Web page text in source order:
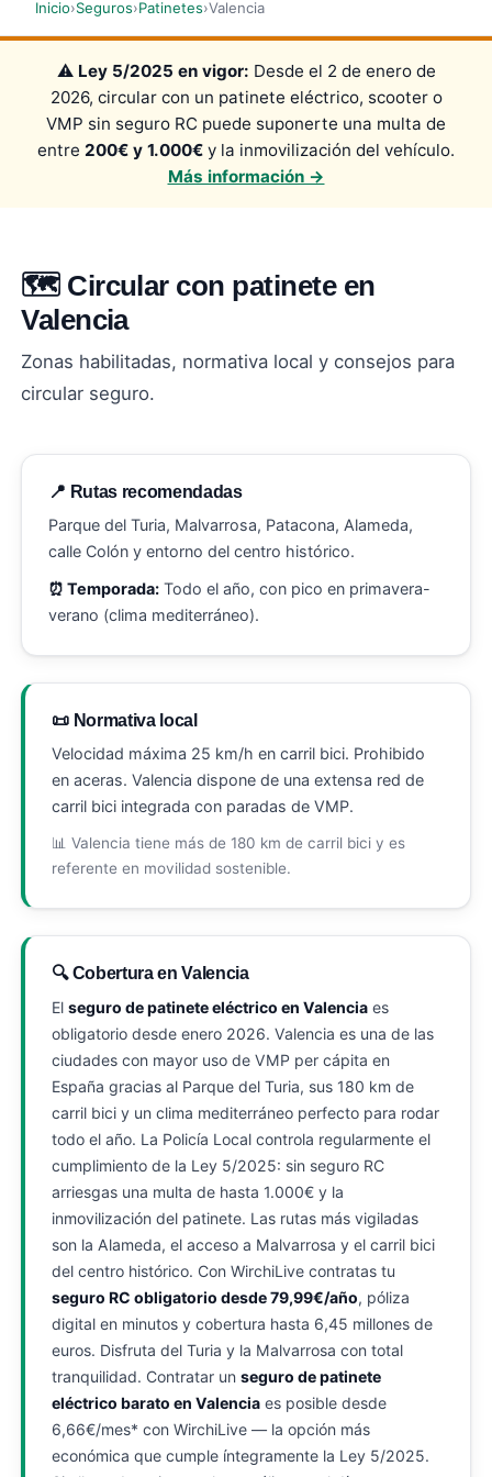
Inicio›Seguros›Patinetes›Valencia
⚠️ Ley 5/2025 en vigor: Desde el 2 de enero de
2026, circular con un patinete eléctrico, scooter o
VMP sin seguro RC puede suponerte una multa de
entre 200€ y 1.000€ y la inmovilización del vehículo.
Más información →
🗺️ Circular con patinete en
Valencia
Zonas habilitadas, normativa local y consejos para
circular seguro.
📍 Rutas recomendadas
Parque del Turia, Malvarrosa, Patacona, Alameda,
calle Colón y entorno del centro histórico.
⏰ Temporada: Todo el año, con pico en primavera-
verano (clima mediterráneo).
📜 Normativa local
Velocidad máxima 25 km/h en carril bici. Prohibido
en aceras. Valencia dispone de una extensa red de
carril bici integrada con paradas de VMP.
📊 Valencia tiene más de 180 km de carril bici y es
referente en movilidad sostenible.
🔍 Cobertura en Valencia
Elseguro de patinete eléctrico en Valencia es
obligatorio desde enero 2026. Valencia es una de las
ciudades con mayor uso de VMP per cápita en
España gracias al Parque del Turia, sus 180 km de
carril bici y un clima mediterráneo perfecto para rodar
todo el año. La Policía Local controla regularmente el
cumplimiento de la Ley 5/2025: sin seguro RC
arriesgas una multa de hasta 1.000€ y la
inmovilización del patinete. Las rutas más vigiladas
son la Alameda, el acceso a Malvarrosa y el carril bici
del centro histórico. Con WirchiLive contratas tu
seguro RC obligatorio desde 79,99€/año, póliza
digital en minutos y cobertura hasta 6,45 millones de
euros. Disfruta del Turia y la Malvarrosa con total
tranquilidad. Contratar unseguro de patinete
eléctrico barato en Valencia es posible desde
6,66€/mes* con WirchiLive — la opción más
económica que cumple íntegramente la Ley 5/2025.